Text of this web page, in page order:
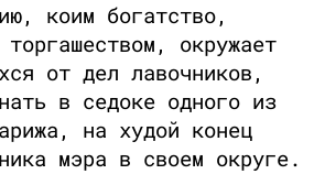
коим богатство,
торгашеством, окружает
от дел лавочников,
в седоке одного из
на худой конец
мэра в своем округе.